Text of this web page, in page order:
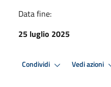
Data fine:
25 luglio 2025
Condividi Vedi azioni